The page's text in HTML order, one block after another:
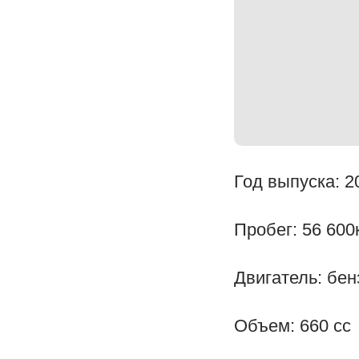
Год выпуска:
Пробег: 56
Двигатель:
Объем: 660 сс